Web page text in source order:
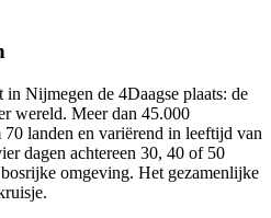
Nijmegen de 4Daagse plaats: de
wereld. Meer dan 45.000
landen en variërend in leeftijd van
dagen achtereen 30, 40 of 50
omgeving. Het gezamenlijke